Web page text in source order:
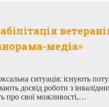
медіа»
ситуація: існують
досвід роботи з
про свої можливості,…